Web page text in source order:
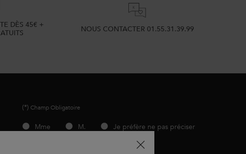
DÈS 45€ +
NOUS CONTACTER 01.55.31.39.99
(*) Champ Obligatoire
newslettersignup.title.legend
Mme M. Je préfère ne pas préciser